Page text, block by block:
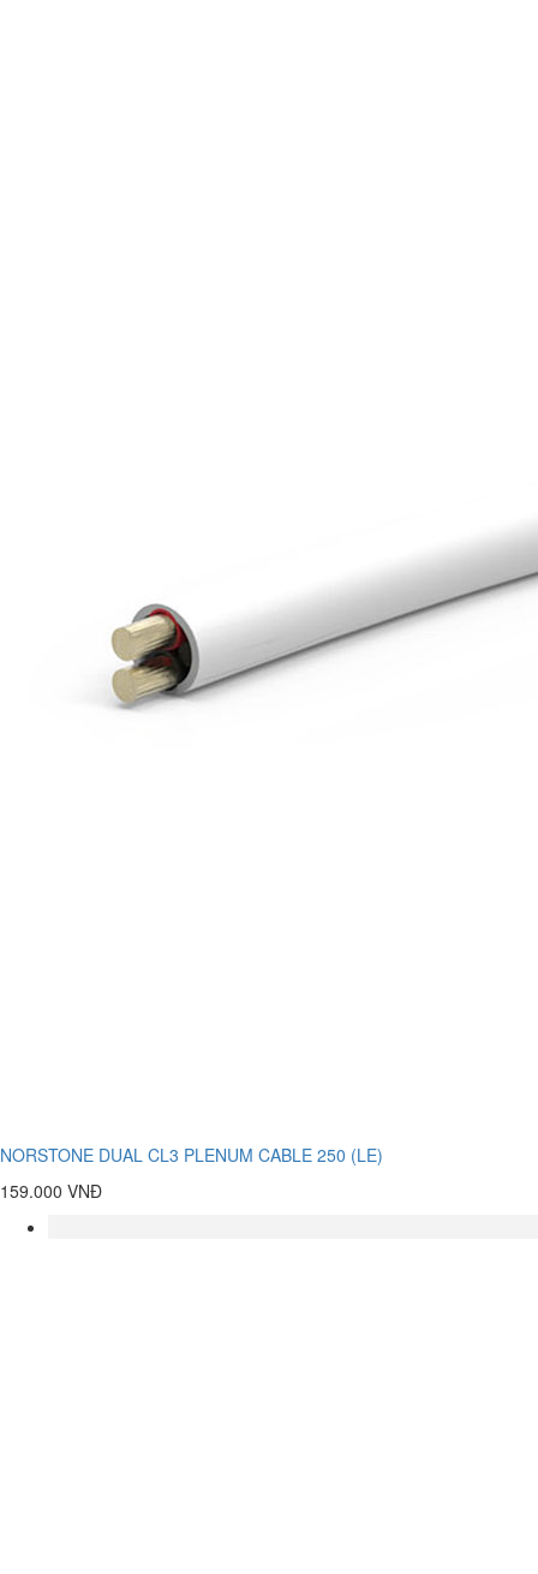
NORSTONE DUAL CL3 PLENUM CABLE 250 (LE)
159.000 VNĐ